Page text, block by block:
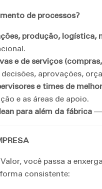
de processos?
produção, logística,
e de serviços
aprovações,
e times de
e as áreas de apoio.
para além da fábrica —
você passa a
consistente: